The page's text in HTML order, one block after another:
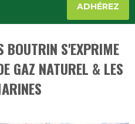
ADHÉREZ
S'EXPRIME
GAZ NATUREL & LES